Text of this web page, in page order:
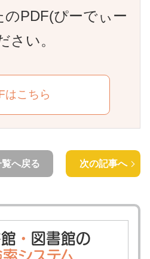
のPDF(ぴーでぃー
さい。
はこちら
覧へ戻る 次の記事へ
・ 図書館の
システム